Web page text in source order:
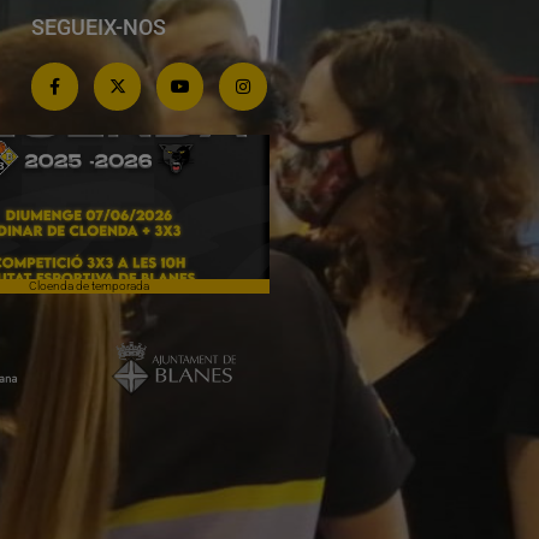
SEGUEIX-NOS
Cloenda de temporada